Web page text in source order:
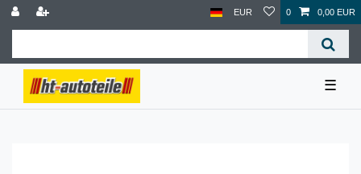
EUR 0 0,00 EUR
☰